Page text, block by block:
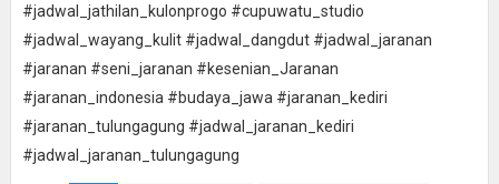
#jadwal_jathilan_kulonprogo #cupuwatu_studio
#jadwal_wayang_kulit #jadwal_dangdut #jadwal_jaranan
#jaranan #seni_jaranan #kesenian_Jaranan
#jaranan_indonesia #budaya_jawa #jaranan_kediri
#jaranan_tulungagung #jadwal_jaranan_kediri
#jadwal_jaranan_tulungagung